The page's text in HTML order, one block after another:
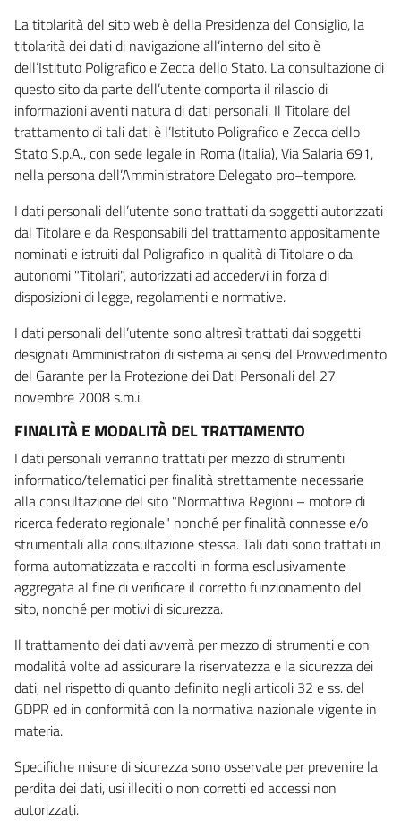
La titolarità del sito web è della Presidenza del Consiglio, la
titolarità dei dati di navigazione all’interno del sito è
dell’Istituto Poligrafico e Zecca dello Stato. La consultazione di
questo sito da parte dell’utente comporta il rilascio di
informazioni aventi natura di dati personali. Il Titolare del
trattamento di tali dati è l’Istituto Poligrafico e Zecca dello
Stato S.p.A., con sede legale in Roma (Italia), Via Salaria 691,
nella persona dell’Amministratore Delegato pro–tempore.
I dati personali dell’utente sono trattati da soggetti autorizzati
dal Titolare e da Responsabili del trattamento appositamente
nominati e istruiti dal Poligrafico in qualità di Titolare o da
autonomi "Titolari", autorizzati ad accedervi in forza di
disposizioni di legge, regolamenti e normative.
I dati personali dell’utente sono altresì trattati dai soggetti
designati Amministratori di sistema ai sensi del Provvedimento
del Garante per la Protezione dei Dati Personali del 27
novembre 2008 s.m.i.
FINALITÀ E MODALITÀ DEL TRATTAMENTO
I dati personali verranno trattati per mezzo di strumenti
informatico/telematici per finalità strettamente necessarie
alla consultazione del sito "Normattiva Regioni – motore di
ricerca federato regionale" nonché per finalità connesse e/o
strumentali alla consultazione stessa. Tali dati sono trattati in
forma automatizzata e raccolti in forma esclusivamente
aggregata al fine di verificare il corretto funzionamento del
sito, nonché per motivi di sicurezza.
Il trattamento dei dati avverrà per mezzo di strumenti e con
modalità volte ad assicurare la riservatezza e la sicurezza dei
dati, nel rispetto di quanto definito negli articoli 32 e ss. del
GDPR ed in conformità con la normativa nazionale vigente in
materia.
Specifiche misure di sicurezza sono osservate per prevenire la
perdita dei dati, usi illeciti o non corretti ed accessi non
autorizzati.